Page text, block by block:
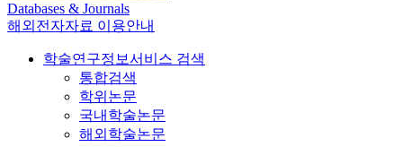
Databases & Journals
해외전자자료 이용안내
학술연구정보서비스 검색
통합검색
학위논문
국내학술논문
해외학술논문